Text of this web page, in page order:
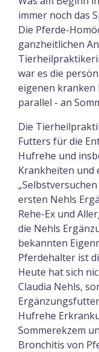
immer noch das
Die Pferde-
ganzheitlichen
war es die
eigenen kranken
parallel - an
Die
Futters für die
Hufrehe und
Krankheiten und
ersten Nehls
Rehe-Ex und
die Nehls
bekannten
Pferdehalter ist
Heute hat sich
Claudia Nehls,
Hufrehe
Sommerekzem
Bronchitis von